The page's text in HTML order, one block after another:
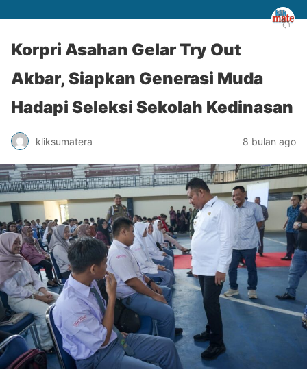
Korpri Asahan Gelar Try Out
Akbar, Siapkan Generasi Muda
Hadapi Seleksi Sekolah Kedinasan
kliksumatera 8 bulan ago